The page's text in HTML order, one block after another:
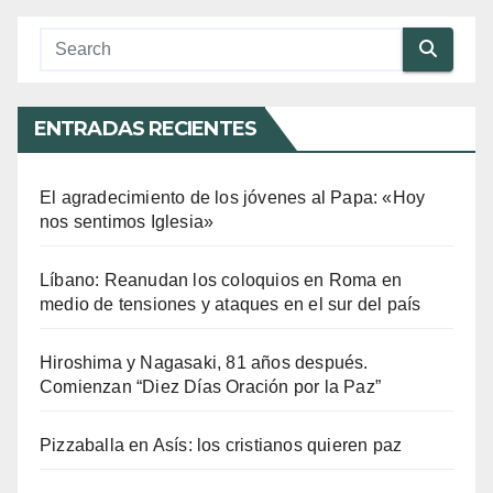
ENTRADAS RECIENTES
El agradecimiento de los jóvenes al Papa: «Hoy
nos sentimos Iglesia»
Líbano: Reanudan los coloquios en Roma en
medio de tensiones y ataques en el sur del país
Hiroshima y Nagasaki, 81 años después.
Comienzan “Diez Días Oración por la Paz”
Pizzaballa en Asís: los cristianos quieren paz